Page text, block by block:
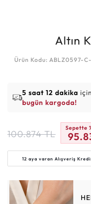
Altın
Ürün Kodu: ABLZ0597-
5 saat 12 dakika
bugün kargoda!
100.874 TL
Sepette
12 aya varan Alışveriş